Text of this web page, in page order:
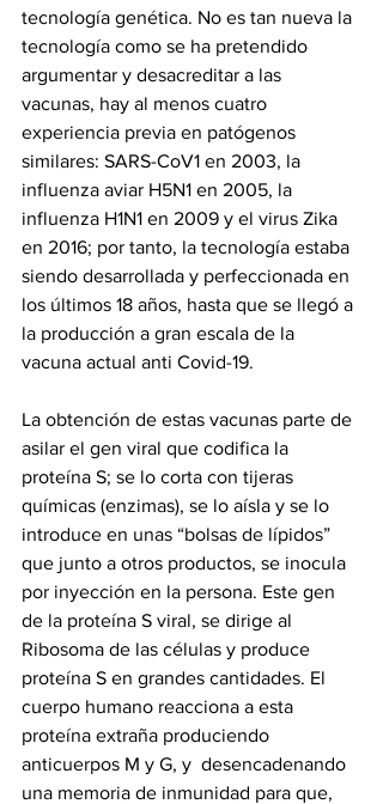
tecnología genética. No es tan nueva la
tecnología como se ha pretendido
argumentar y desacreditar a las
vacunas, hay al menos cuatro
experiencia previa en patógenos
similares: SARS-CoV1 en 2003, la
influenza aviar H5N1 en 2005, la
influenza H1N1 en 2009 y el virus Zika
en 2016; por tanto, la tecnología estaba
siendo desarrollada y perfeccionada en
los últimos 18 años, hasta que se llegó a
la producción a gran escala de la
vacuna actual anti Covid-19.
La obtención de estas vacunas parte de
asilar el gen viral que codifica la
proteína S; se lo corta con tijeras
químicas (enzimas), se lo aísla y se lo
introduce en unas “bolsas de lípidos”
que junto a otros productos, se inocula
por inyección en la persona. Este gen
de la proteína S viral, se dirige al
Ribosoma de las células y produce
proteína S en grandes cantidades. El
cuerpo humano reacciona a esta
proteína extraña produciendo
anticuerpos M y G, y  desencadenando
una memoria de inmunidad para que,